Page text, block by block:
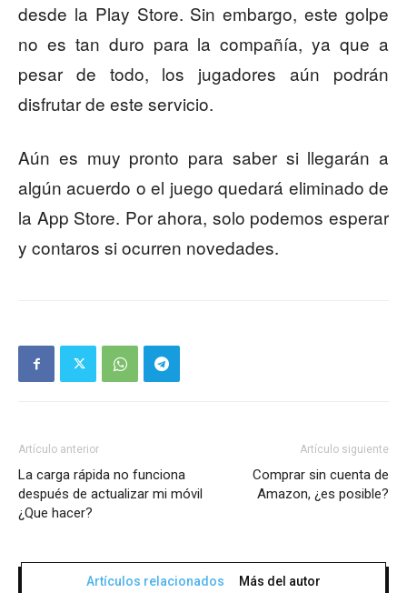
desde la Play Store. Sin embargo, este golpe
no es tan duro para la compañía, ya que a
pesar de todo, los jugadores aún podrán
disfrutar de este servicio.
Aún es muy pronto para saber si llegarán a
algún acuerdo o el juego quedará eliminado de
la App Store. Por ahora, solo podemos esperar
y contaros si ocurren novedades.
Artículo anterior
La carga rápida no funciona
después de actualizar mi móvil
¿Que hacer?
Artículo siguiente
Comprar sin cuenta de
Amazon, ¿es posible?
Artículos relacionados Más del autor